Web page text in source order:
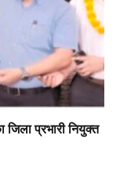
जिला प्रभारी नियुक्त